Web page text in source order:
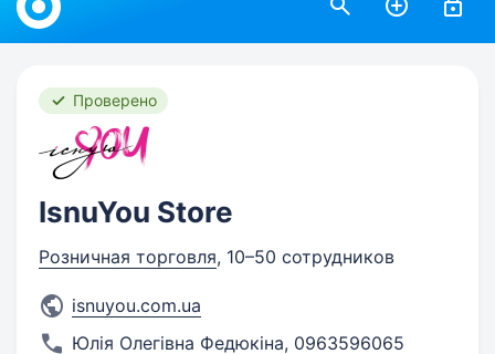
Проверено
IsnuYou Store
Розничная торговля, 10–50 сотрудников
isnuyou.com.ua
Юлія Олегівна Федюкіна, 0963596065